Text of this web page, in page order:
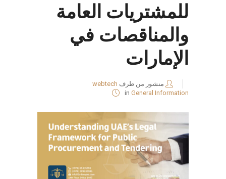
للمشتريات العامة
والمناقصات في
الإمارات
منشور من طرف webtech
in General Information